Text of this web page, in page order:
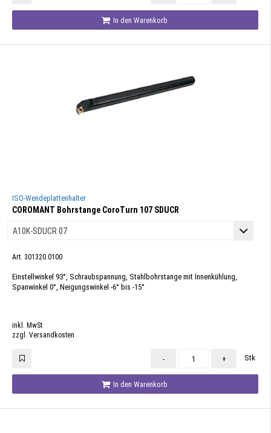
In den Warenkorb
ISO-Wendeplattenhalter
COROMANT Bohrstange CoroTurn 107 SDUCR
Art. 301320.0100
Einstellwinkel 93°, Schraubspannung, Stahlbohrstange mit Innenkühlung,
Spanwinkel 0°, Neigungswinkel -6° bis -15°
inkl. MwSt
zzgl. Versandkosten
- + Stk
In den Warenkorb